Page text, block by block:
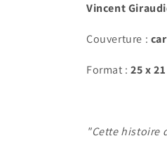
Vincent
Couverture :
Format : 25 x
"Cette histoire